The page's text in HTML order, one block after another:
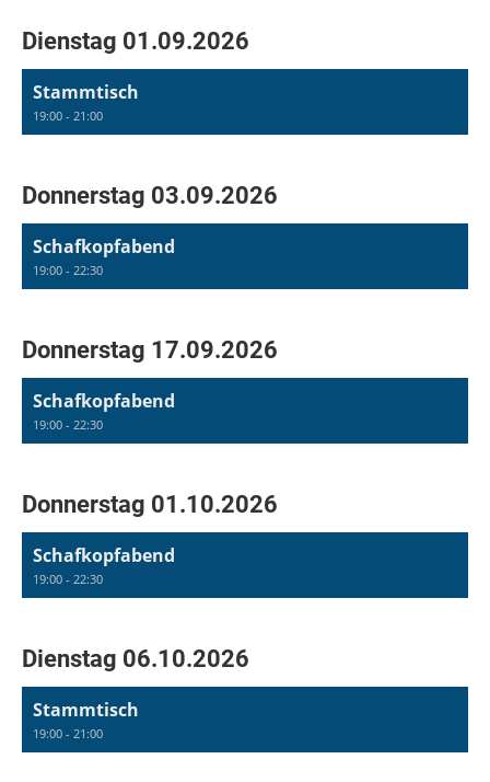
Dienstag 01.09.2026
Stammtisch
19:00 - 21:00
Donnerstag 03.09.2026
Schafkopfabend
19:00 - 22:30
Donnerstag 17.09.2026
Schafkopfabend
19:00 - 22:30
Donnerstag 01.10.2026
Schafkopfabend
19:00 - 22:30
Dienstag 06.10.2026
Stammtisch
19:00 - 21:00